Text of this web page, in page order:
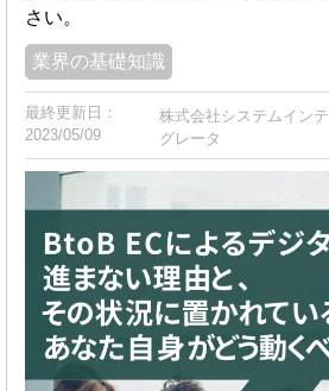
さい。
業界の基礎知識
最終更新日：
2023/05/09
株式会社システムインテ
グレータ